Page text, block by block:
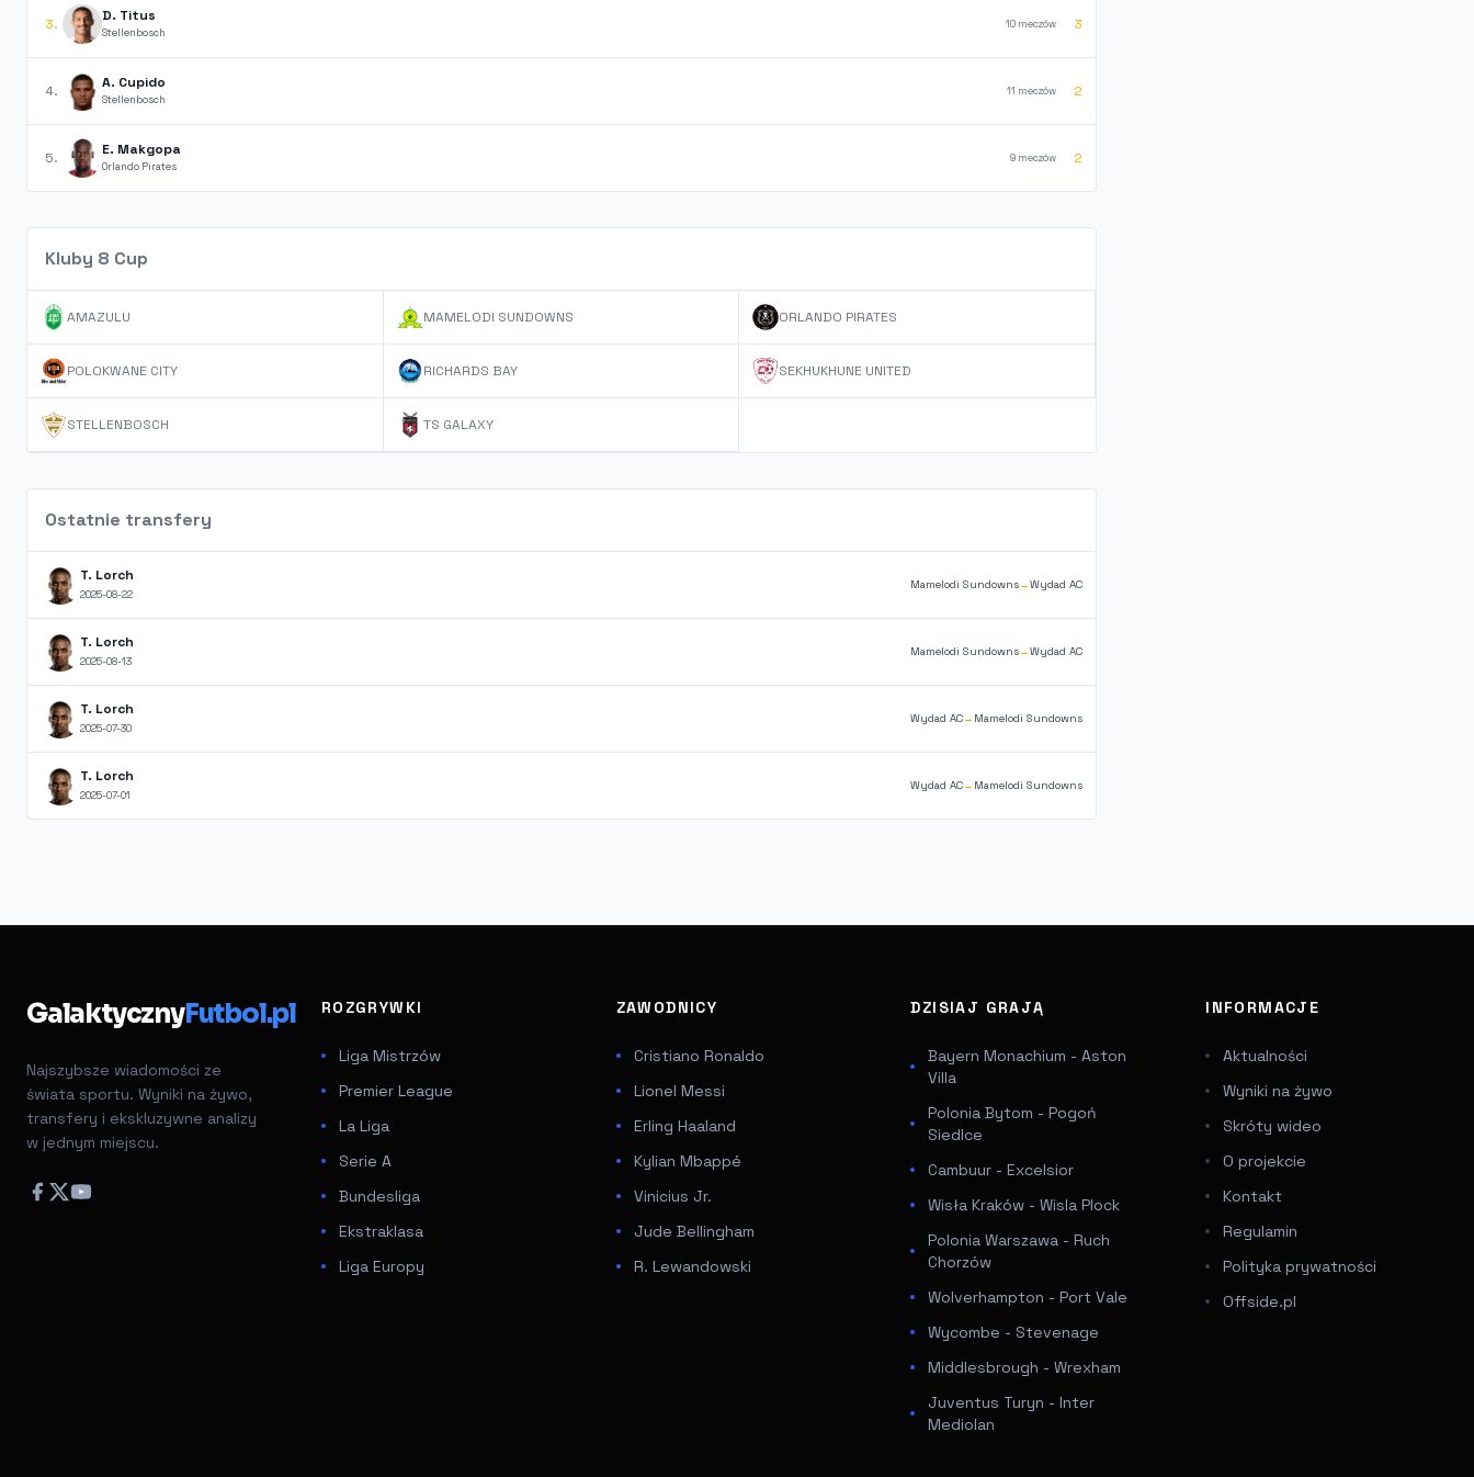
3. D. Titus
Stellenbosch
10 meczów 3
4. A. Cupido
Stellenbosch
11 meczów 2
5. E. Makgopa
Orlando Pirates
9 meczów 2
Kluby 8 Cup
AMAZULU MAMELODI SUNDOWNS ORLANDO PIRATES
POLOKWANE CITY RICHARDS BAY SEKHUKHUNE UNITED
STELLENBOSCH TS GALAXY
Ostatnie transfery
T. Lorch
2025-08-22
Mamelodi Sundowns→Wydad AC
T. Lorch
2025-08-13
Mamelodi Sundowns→Wydad AC
T. Lorch
2025-07-30
Wydad AC→ Mamelodi Sundowns
T. Lorch
2025-07-01
Wydad AC→ Mamelodi Sundowns
GalaktycznyFutbol.pl
Najszybsze wiadomości ze
świata sportu. Wyniki na żywo,
transfery i ekskluzywne analizy
w jednym miejscu.
ROZGRYWKI
Liga Mistrzów
Premier League
La Liga
Serie A
Bundesliga
Ekstraklasa
Liga Europy
ZAWODNICY
Cristiano Ronaldo
Lionel Messi
Erling Haaland
Kylian Mbappé
Vinicius Jr.
Jude Bellingham
R. Lewandowski
DZISIAJ GRAJĄ
Bayern Monachium - Aston
Villa
Polonia Bytom - Pogoń
Siedlce
Cambuur - Excelsior
Wisła Kraków - Wisla Plock
Polonia Warszawa - Ruch
Chorzów
Wolverhampton - Port Vale
Wycombe - Stevenage
Middlesbrough - Wrexham
Juventus Turyn - Inter
Mediolan
INFORMACJE
Aktualności
Wyniki na żywo
Skróty wideo
O projekcie
Kontakt
Regulamin
Polityka prywatności
Offside.pl